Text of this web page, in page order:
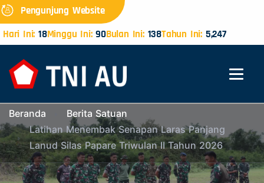
Pengunjung Website
Hari Ini: 18Minggu Ini:90Bulan Ini:138Tahun Ini: 5,247
Beranda
Berita Satuan
Latihan Menembak Senapan Laras Panjang
Lanud Silas Papare Triwulan II Tahun 2026